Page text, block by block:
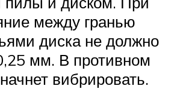
между гранью
диска не должно
мм. В противном
вибрировать.